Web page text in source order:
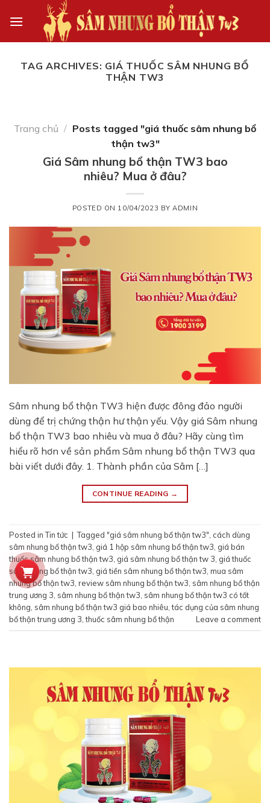
TAG ARCHIVES: GIÁ THUỐC SÂM NHUNG BỔ
THẬN TW3
Trang chủ / Posts tagged "giá thuốc sâm nhung bổ
thận tw3"
Giá Sâm nhung bổ thận TW3 bao
nhiêu? Mua ở đâu?
POSTED ON 10/04/2023 BYADMIN
Sâm nhung bổ thận TW3 hiện được đông đảo người
dùng để trị chứng thận hư thận yếu. Vậy giá Sâm nhung
bổ thận TW3 bao nhiêu và mua ở đâu? Hãy cùng tìm
hiểu rõ hơn về sản phẩm Sâm nhung bổ thận TW3 qua
bài viết dưới đây. 1. Thành phần của Sâm […]
CONTINUE READING →
Posted inTin tức | Tagged "giá sâm nhung bổ thận tw3" cách dùng
sâm nhung bổ thận tw3 giá 1 hộp sâm nhung bổ thận tw3 giá bán
thuốc sâm nhung bổ thận tw3 giá sâm nhung bổ thận tw 3 giá thuốc
sâm nhung bổ thận tw3 giá tiền sâm nhung bổ thận tw3 mua sâm
nhung bổ thận tw3 review sâm nhung bổ thận tw3 sâm nhung bổ thận
trung ương 3 sâm nhung bổ thận tw3 sâm nhung bổ thận tw3 có tốt
không sâm nhung bổ thận tw3 giá bao nhiêu ,tác dụng của sâm nhung
bổ thận trung ương 3 ,thuốc sâm nhung bổ thận Leave a comment